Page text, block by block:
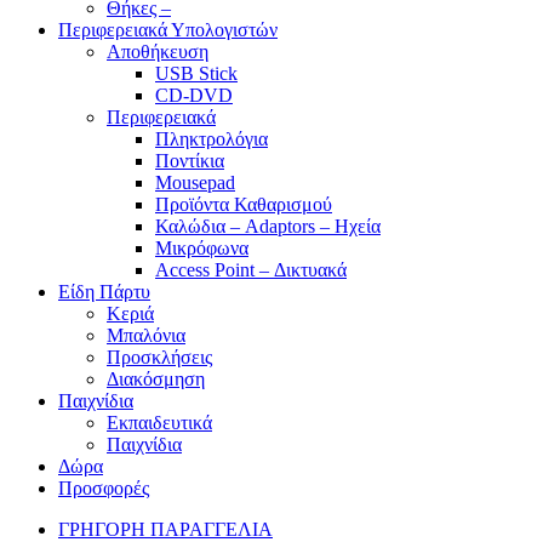
Θήκες –
Περιφερειακά Υπολογιστών
Αποθήκευση
USB Stick
CD-DVD
Περιφερειακά
Πληκτρολόγια
Ποντίκια
Mousepad
Προϊόντα Καθαρισμού
Καλώδια – Adaptors – Ηχεία
Μικρόφωνα
Access Point – Δικτυακά
Είδη Πάρτυ
Κεριά
Μπαλόνια
Προσκλήσεις
Διακόσμηση
Παιχνίδια
Εκπαιδευτικά
Παιχνίδια
Δώρα
Προσφορές
ΓΡΗΓΟΡΗ ΠΑΡΑΓΓΕΛΙΑ